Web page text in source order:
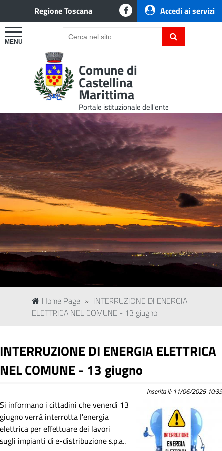
Accedi ai servizi
Regione Toscana
Comune di
Castellina
Marittima
Portale istituzionale dell'ente
Home Page » INTERRUZIONE DI ENERGIA
ELETTRICA NEL COMUNE - 13 giugno
INTERRUZIONE DI ENERGIA ELETTRICA
NEL COMUNE - 13 giugno
inserita il: 11/06/2025 10:39
Si informano i cittadini che venerdì 13
giugno verrà interrotta l'energia
elettrica per effettuare dei lavori
sugli impianti di e-distribuzione s.p.a..